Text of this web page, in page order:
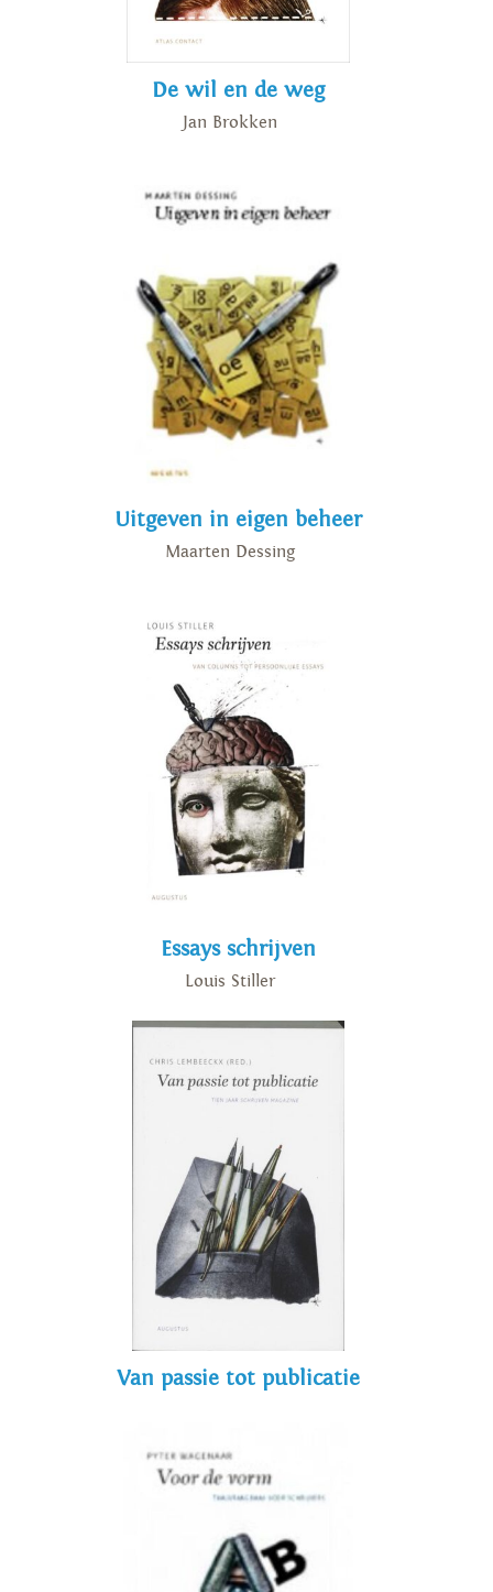
De wil en de weg
Jan Brokken
Uitgeven in eigen beheer
Maarten Dessing
Essays schrijven
Louis Stiller
Van passie tot publicatie